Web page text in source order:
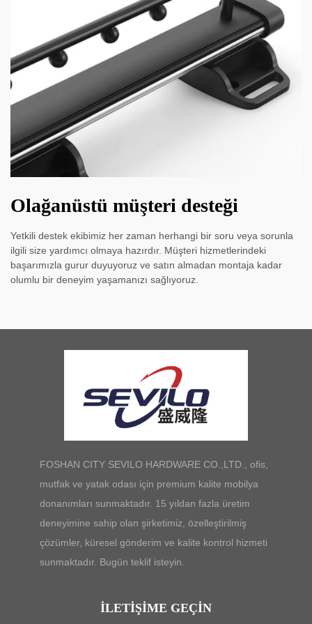
Olağanüstü müşteri desteği
Yetkili destek ekibimiz her zaman herhangi bir soru veya sorunla
ilgili size yardımcı olmaya hazırdır. Müşteri hizmetlerindeki
başarımızla gurur duyuyoruz ve satın almadan montaja kadar
olumlu bir deneyim yaşamanızı sağlıyoruz.
FOSHAN CITY SEVILO HARDWARE CO.,LTD., ofis,
mutfak ve yatak odası için premium kalite mobilya
donanımları sunmaktadır. 15 yıldan fazla üretim
deneyimine sahip olan şirketimiz, özelleştirilmiş
çözümler, küresel gönderim ve kalite kontrol hizmeti
sunmaktadır. Bugün teklif isteyin.
İLETIŞIME GEÇIN